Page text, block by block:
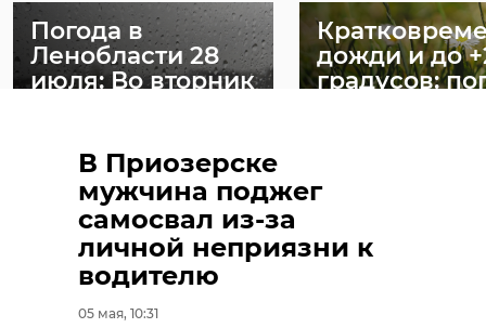
В Приозерске
мужчина поджег
самосвал из-за
личной неприязни к
водителю
05 мая, 10:31
Погода в
Ленобласти 28
июля: Во вторник
дожди и до
градусов: